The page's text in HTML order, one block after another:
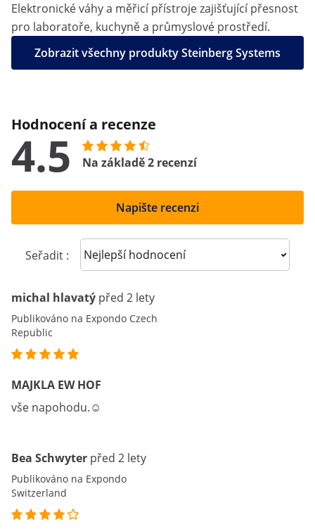
Elektronické váhy a měřicí přístroje zajišťující přesnost
pro laboratoře, kuchyně a průmyslové prostředí.
Zobrazit všechny produkty Steinberg Systems
Hodnocení a recenze
4.5 Na základě 2 recenzí
Napište recenzi
Seřadit : Sort reviews
michal hlavatý před 2 lety
Publikováno na Expondo Czech
Republic
MAJKLA EW HOF
vše napohodu.☺
Bea Schwyter před 2 lety
Publikováno na Expondo
Switzerland